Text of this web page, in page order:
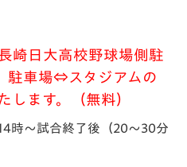
崎日大高校野球場側駐
駐車場⇔スタジアムの
します。（無料）
時～試合終了後（20～30分